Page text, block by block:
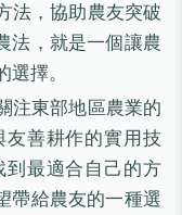
法，協助農友突破
法，就是一個讓農
擇。
注東部地區農業的
善耕作的實用技
最適合自己的方
帶給農友的一種選